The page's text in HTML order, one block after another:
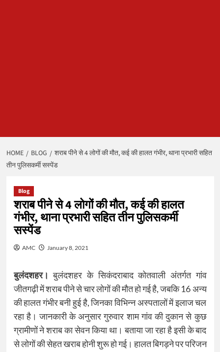
HOME BLOG
शराब पीने से 4 लोगों की मौत, कई की हालत गंभीर, थाना प्रभारी सहित
तीन पुलिसकर्मी सस्पेंड
Blog
शराब पीने से 4 लोगों की मौत, कई की हालत
गंभीर, थाना प्रभारी सहित तीन पुलिसकर्मी
सस्पेंड
AMC January 8, 2021
बुलंदशहर। बुलंदशहर के सिकंदराबाद कोतवाली अंतर्गत गांव
जीतगढ़ी में शराब पीने से चार लोगों की मौत हो गई है, जबकि 16 अन्य
की हालत गंभीर बनी हुई है, जिनका विभिन्न अस्पतालों में इलाज चल
रहा है। जानकारी के अनुसार गुरुवार शाम गांव की दुकान से कुछ
ग्रामीणों ने शराब का सेवन किया था। बताया जा रहा है इसी के बाद
से लोगों की सेहत खराब होनी शुरू हो गई। हालत बिगड़ने पर परिजन